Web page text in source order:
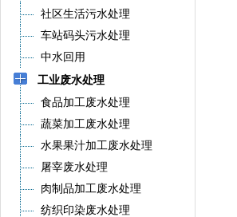
社区生活污水处理
车站码头污水处理
中水回用
工业废水处理
食品加工废水处理
蔬菜加工废水处理
水果果汁加工废水处理
屠宰废水处理
肉制品加工废水处理
纺织印染废水处理